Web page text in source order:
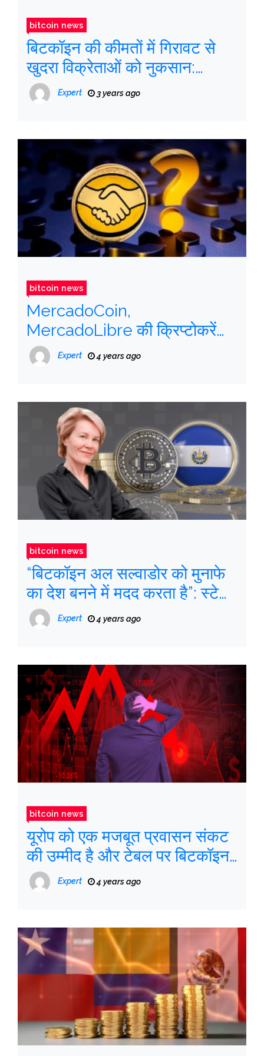
bitcoin news
बिटकॉइन की कीमतों में गिरावट से
खुदरा विक्रेताओं को नुकसान:
बीआईएस रिपोर्ट
Expert 3 years ago
bitcoin news
MercadoCoin,
MercadoLibre की क्रिप्टोकरेंसी
के बारे में 5 प्रश्न और उत्तर
Expert 4 years ago
bitcoin news
“बिटकॉइन अल सल्वाडोर को मुनाफे
का देश बनने में मदद करता है”: स्टेसी
हर्बर
Expert 4 years ago
bitcoin news
यूरोप को एक मजबूत प्रवासन संकट
की उम्मीद है और टेबल पर बिटकॉइन
दिखाई देता है
Expert 4 years ago